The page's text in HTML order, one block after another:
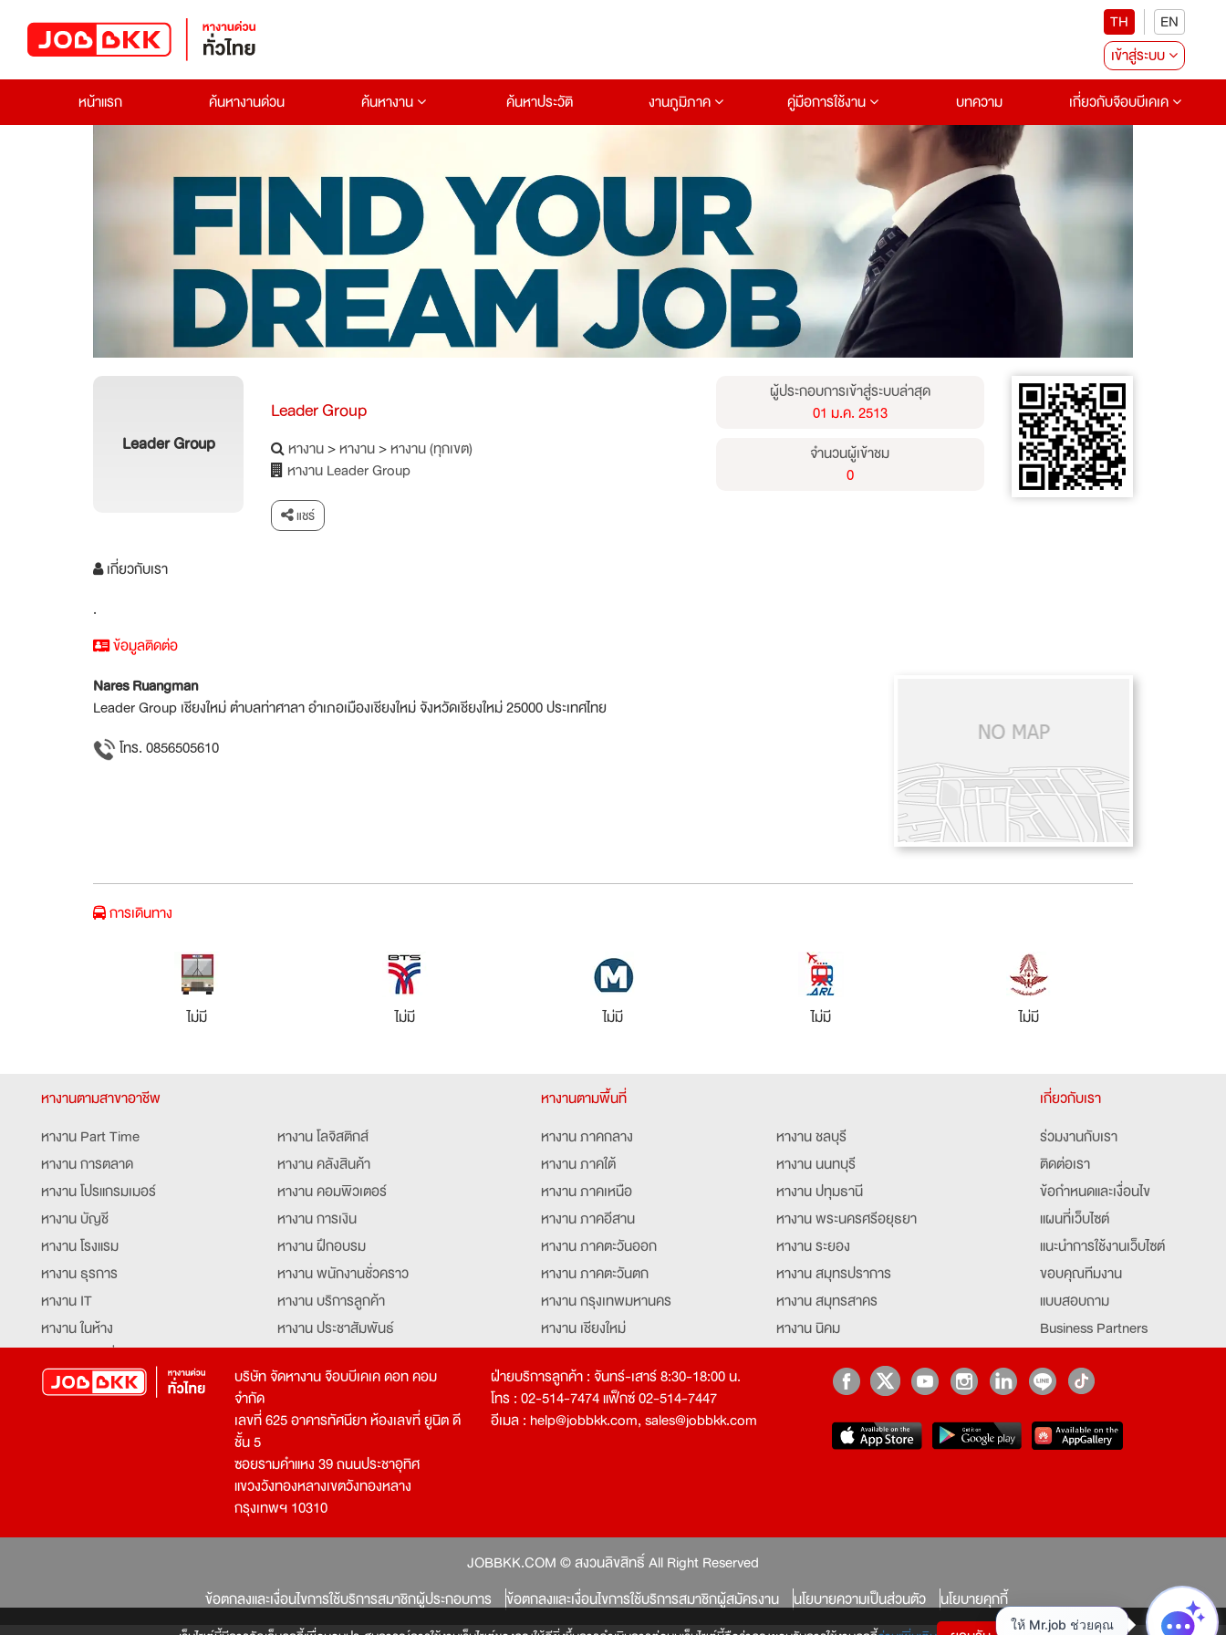
TH
EN
เข้าสู่ระบบ
หน้าแรก
ค้นหางานด่วน ค้นหางาน ค้นหาประวัติ งานภูมิภาค คู่มือการใช้งาน บทความ เกี่ยวกับจ๊อบบีเคเค
Leader Group
Leader Group
หางาน>หางาน>หางาน (ทุกเขต)
หางาน Leader Group
แชร์
ผู้ประกอบการเข้าสู่ระบบล่าสุด
01 ม.ค. 2513
จำนวนผู้เข้าชม
0
เกี่ยวกับเรา
.
ข้อมูลติดต่อ
Nares Ruangman
Leader Group เชียงใหม่ ตำบลท่าศาลา อำเภอเมืองเชียงใหม่ จังหวัดเชียงใหม่ 25000 ประเทศไทย
โทร. 0856505610
การเดินทาง
ไม่มี ไม่มี ไม่มี ไม่มี ไม่มี
หางานตามสาขาอาชีพ
หางาน Part Time
หางาน การตลาด
หางาน โปรแกรมเมอร์
หางาน บัญชี
หางาน โรงแรม
หางาน ธุรการ
หางาน IT
หางาน ในห้าง
หางาน ท่องเที่ยว
หางาน จัดซื้อ
หางาน เจ้าหน้าที่รักษาความปลอดภัย
โปรแกรมเมอร์
หางาน โลจิสติกส์
หางาน คลังสินค้า
หางาน คอมพิวเตอร์
หางาน การเงิน
หางาน ฝึกอบรม
หางาน พนักงานชั่วคราว
หางาน บริการลูกค้า
หางาน ประชาสัมพันธ์
หางาน รับโทรศัพท์
หางาน ประสานงาน
หางาน จองตั๋ว
หางาน กุ๊ก
หางาน นักศึกษาฝึกงาน
หางาน Mobile Application
Developer
บริการสรรหาพนักงาน
บริษัทจัดหางาน
หางานตามพื้นที่
หางาน ภาคกลาง
หางาน ภาคใต้
หางาน ภาคเหนือ
หางาน ภาคอีสาน
หางาน ภาคตะวันออก
หางาน ภาคตะวันตก
หางาน กรุงเทพมหานคร
หางาน เชียงใหม่
หางาน ฉะเชิงเทรา
หางาน ชลบุรี
หางาน นนทบุรี
หางาน ปทุมธานี
หางาน พระนครศรีอยุธยา
หางาน ระยอง
หางาน สมุทรปราการ
หางาน สมุทรสาคร
หางาน นิคม
หางานอยุธยา
เกี่ยวกับเรา
ร่วมงานกับเรา
ติดต่อเรา
ข้อกำหนดและเงื่อนไข
แผนที่เว็บไซต์
แนะนำการใช้งานเว็บไซต์
ขอบคุณทีมงาน
แบบสอบถาม
Business Partners
Partner มหาวิทยาลัย
Job Index
job
บริษัท จัดหางาน จ๊อบบีเคเค ดอท คอม
จำกัด
เลขที่ 625 อาคารทัศนียา ห้องเลขที่ ยูนิต ดี
ชั้น 5
ซอยรามคำแหง 39 ถนนประชาอุทิศ
แขวงวังทองหลางเขตวังทองหลาง
กรุงเทพฯ 10310
ฝ่ายบริการลูกค้า : จันทร์-เสาร์ 8:30-18:00 น.
โทร : 02-514-7474 แฟ็กซ์ 02-514-7447
อีเมล : help@jobbkk.com,sales@jobbkk.com
JOBBKK.COM © สงวนลิขสิทธิ์ All Right Reserved
ข้อตกลงและเงื่อนไขการใช้บริการสมาชิกผู้ประกอบการ
ข้อตกลงและเงื่อนไขการใช้บริการสมาชิกผู้สมัครงาน นโยบายความเป็นส่วนตัว
นโยบายคุกกี้